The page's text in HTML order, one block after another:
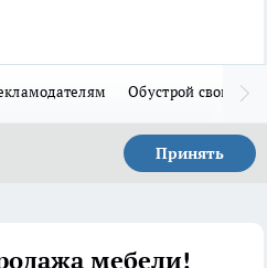
Обустрой свой дом
Принять
мебели!